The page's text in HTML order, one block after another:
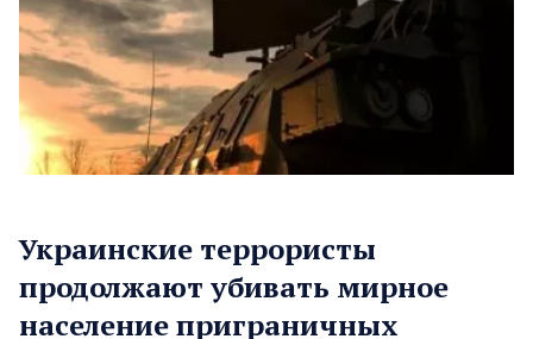
Украинские террористы
продолжают убивать мирное
население приграничных